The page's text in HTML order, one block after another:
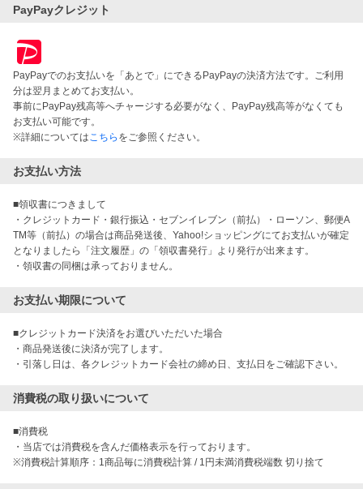
PayPayクレジット
PayPayでのお支払いを「あとで」にできるPayPayの決済方法です。ご利用
分は翌月まとめてお支払い。
事前にPayPay残高等へチャージする必要がなく、PayPay残高等がなくても
お支払い可能です。
※詳細については こちら をご参照ください。
お支払い方法
■領収書につきまして
・クレジットカード・銀行振込・セブンイレブン（前払）・ローソン、郵便A
TM等（前払）の場合は商品発送後、Yahoo!ショッピングにてお支払いが確定
となりましたら「注文履歴」の「領収書発行」より発行が出来ます。
・領収書の同梱は承っておりません。
お支払い期限について
■クレジットカード決済をお選びいただいた場合
・商品発送後に決済が完了します。
・引落し日は、各クレジットカード会社の締め日、支払日をご確認下さい。
消費税の取り扱いについて
■消費税
・当店では消費税を含んだ価格表示を行っております。
※消費税計算順序：1商品毎に消費税計算 / 1円未満消費税端数 切り捨て